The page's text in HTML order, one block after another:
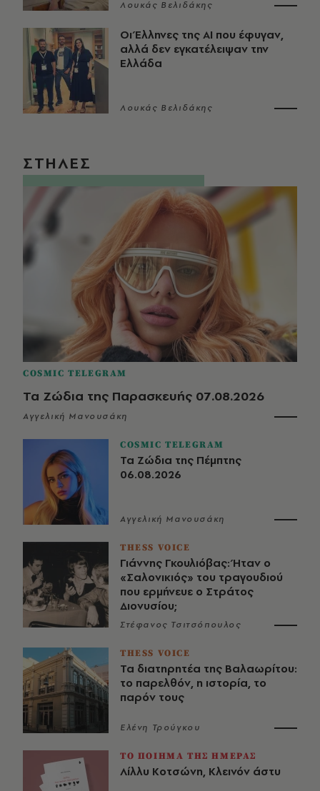
Λουκάς Βελιδάκης
Οι Έλληνες της ΑΙ που έφυγαν,
αλλά δεν εγκατέλειψαν την
Ελλάδα
Λουκάς Βελιδάκης
ΣΤΗΛΕΣ
COSMIC TELEGRAM
Τα Ζώδια της Παρασκευής 07.08.2026
Αγγελική Μανουσάκη
COSMIC TELEGRAM
Τα Ζώδια της Πέμπτης
06.08.2026
Αγγελική Μανουσάκη
THESS VOICE
Γιάννης Γκουλιόβας: Ήταν ο
«Σαλονικιός» του τραγουδιού
που ερμήνευε ο Στράτος
Διονυσίου;
Στέφανος Τσιτσόπουλος
THESS VOICE
Τα διατηρητέα της Βαλαωρίτου:
το παρελθόν, η ιστορία, το
παρόν τους
Ελένη Τρούγκου
ΤΟ ΠΟΙΗΜΑ ΤΗΣ ΗΜΕΡΑΣ
Λίλλυ Κοτσώνη, Κλεινόν άστυ